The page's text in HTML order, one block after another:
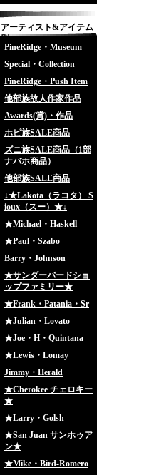
アーティスト&アイテム
別
PineRidge・Museum
Special・Collection
PineRidge・Push Item
他部族故人作家作品
Awards(賞)・作品
ホピ族SALE商品
ズニ族SALE商品（1部
ナバホ商品）
他部族SALE商品
↓★Lakota（ラコタ） S
ioux（スー）★↓
★Michael・Haskell
★Paul・Szabo
Barry・Johnson
★サンダーバードショ
ップファミリー★
★Frank・Patania・Sr
★Julian・Lovato
★Joe・H・Quintana
★Lewis・Lomay
Jimmy・Herald
★Cherokee チェロキー
★
★Larry・Golsh
★San Juan サンホゥア
ン★
★Mike・Bird-Romero